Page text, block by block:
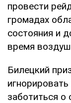
провести
громадах
состояния и
время
Билецкий
заботиться о